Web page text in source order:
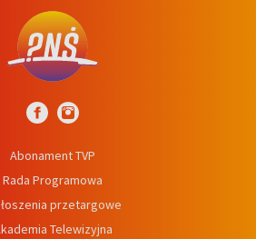
Abonament TVP
Rada Programowa
przetargowe
Telewizyjna